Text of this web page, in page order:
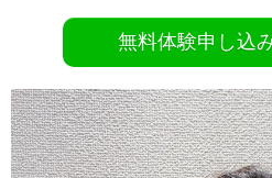
無料体験申し込